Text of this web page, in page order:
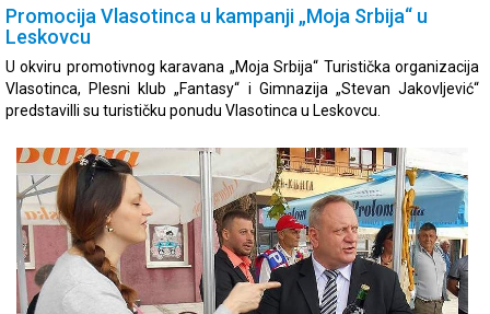
Promocija Vlasotinca u kampanji „Moja Srbija“ u
Leskovcu
U okviru promotivnog karavana „Moja Srbija“ Turistička organizacija
Vlasotinca, Plesni klub „Fantasy“ i Gimnazija „Stevan Jakovljević“
predstavilli su turističku ponudu Vlasotinca u Leskovcu.